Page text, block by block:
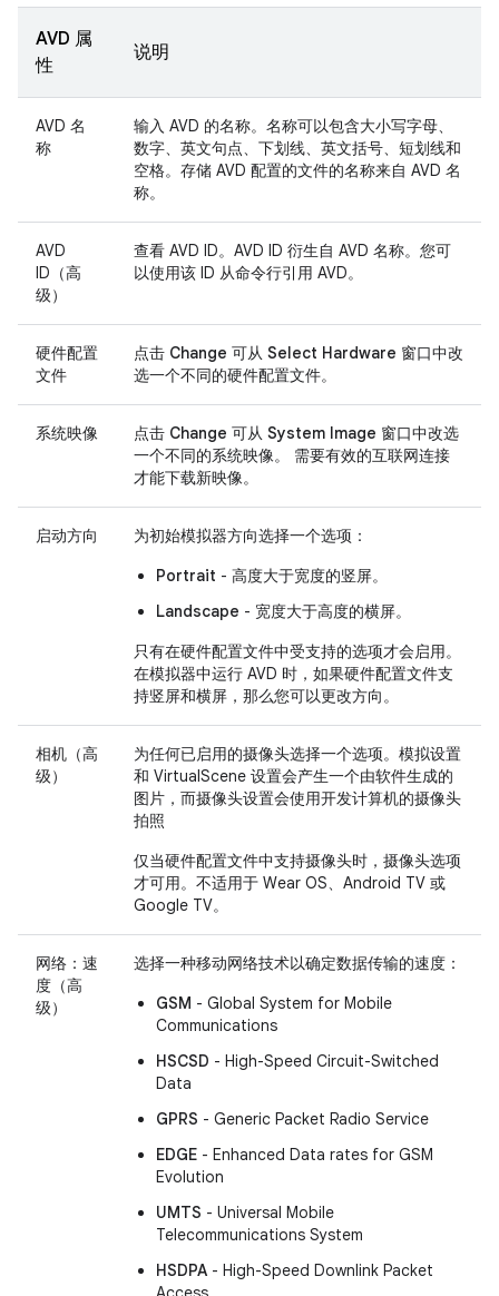
AVD 属
性
说明
AVD 名
称
输入 AVD 的名称。名称可以包含大小写字母、
数字、英文句点、下划线、英文括号、短划线和
空格。存储 AVD 配置的文件的名称来自 AVD 名
称。
AVD
ID（高
级）
查看 AVD ID。AVD ID 衍生自 AVD 名称。您可
以使用该 ID 从命令行引用 AVD。
硬件配置
文件
点击 Change 可从 Select Hardware 窗口中改
选一个不同的硬件配置文件。
系统映像 点击 Change 可从 System Image 窗口中改选
一个不同的系统映像。 需要有效的互联网连接
才能下载新映像。
启动方向
为初始模拟器方向选择一个选项：
Portrait - 高度大于宽度的竖屏。
Landscape - 宽度大于高度的横屏。
只有在硬件配置文件中受支持的选项才会启用。
在模拟器中运行 AVD 时，如果硬件配置文件支
持竖屏和横屏，那么您可以更改方向。
相机（高
级）
为任何已启用的摄像头选择一个选项。模拟设置
和 VirtualScene 设置会产生一个由软件生成的
图片，而摄像头设置会使用开发计算机的摄像头
拍照
仅当硬件配置文件中支持摄像头时，摄像头选项
才可用。不适用于 Wear OS、Android TV 或
Google TV。
网络：速
度（高
级）
选择一种移动网络技术以确定数据传输的速度：
GSM - Global System for Mobile
Communications
HSCSD - High-Speed Circuit-Switched
Data
GPRS - Generic Packet Radio Service
EDGE - Enhanced Data rates for GSM
Evolution
UMTS - Universal Mobile
Telecommunications System
HSDPA - High-Speed Downlink Packet